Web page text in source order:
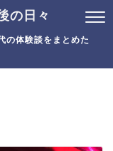
の日々
の体験談をまとめた